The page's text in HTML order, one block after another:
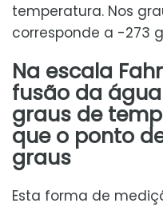
temperatura. Nos
corresponde a -273
Na escala
fusão da
graus de
que o ponto
graus
Esta forma de